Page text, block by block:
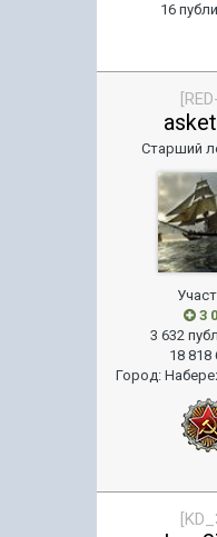
16
Старший
3
3 632
18 818
Город: